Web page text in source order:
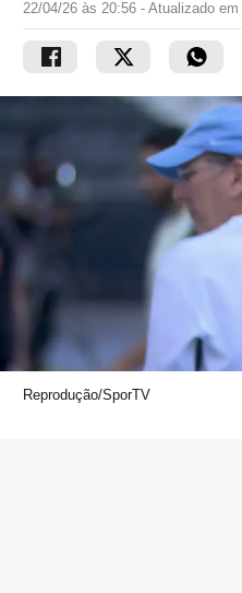
22/04/26 às 20:56 - Atualizado em
Reprodução/SporTV